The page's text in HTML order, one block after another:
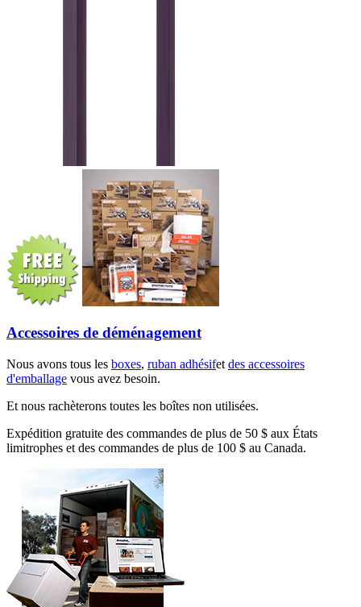
Accessoires de déménagement
Nous avons tous les boxes, ruban adhésifet des accessoires
d'emballage vous avez besoin.
Et nous rachèterons toutes les boîtes non utilisées.
Expédition gratuite des commandes de plus de 50 $ aux États
limitrophes et des commandes de plus de 100 $ au Canada.